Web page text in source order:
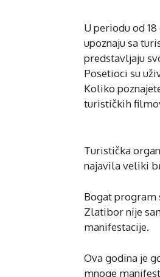
U periodu od
upoznaju sa
predstavljaju
Posetioci su
Koliko
turističkih
Turistička
najavila veliki
Bogat program
Zlatibor nije
manifestacije.
Ova godina je
mnoge